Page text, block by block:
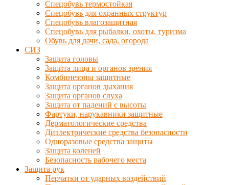
Спецобувь термостойкая
Спецобувь для охранных структур
Спецобувь влагозащитная
Спецобувь для рыбалки, охоты, туризма
Обувь для дачи, сада, огорода
СИЗ
Защита головы
Защита лица и органов зрения
Комбинезоны защитные
Защита органов дыхания
Защита органов слуха
Защита от падений с высоты
Фартуки, нарукавники защитные
Дерматологические средства
Диэлектрические средства безопасности
Одноразовые средства защиты
Защита коленей
Безопасность рабочего места
Защита рук
Перчатки от ударных воздействий